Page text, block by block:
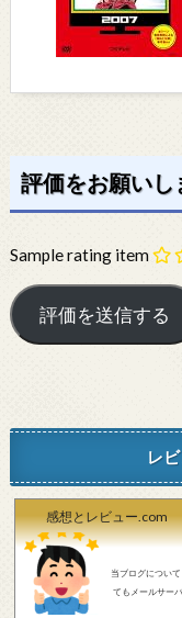
評価をお願いし
Sample rating item
レ
感想とレビュー.com
当ブログについて レビューのご依頼は、こちらのフォームからお願いいたします。 返信し
てもメールサー